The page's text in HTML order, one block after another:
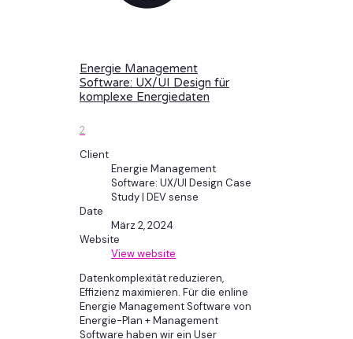
Energie Management
Software: UX/UI Design für
komplexe Energiedaten
2
Client
Energie Management
Software: UX/UI Design Case
Study | DEV sense
Date
März 2, 2024
Website
View website
Datenkomplexität reduzieren,
Effizienz maximieren. Für die enline
Energie Management Software von
Energie-Plan + Management
Software haben wir ein User